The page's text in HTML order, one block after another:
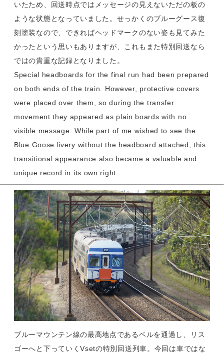
いたため、回送時点ではメッセージの見えないただの板の
ような状態となっていました。せっかくのブルーグース復
刻塗装なので、できればヘッドマークのない姿も見てみた
かったという思いもありますが、これもまた特別回送なら
ではの貴重な記録となりました。
Special headboards for the final run had been prepared
on both ends of the train. However, protective covers
were placed over them, so during the transfer
movement they appeared as plain boards with no
visible message. While part of me wished to see the
Blue Goose livery without the headboard attached, this
transitional appearance also became a valuable and
unique record in its own right.
ブルーマウンテン線の最高地点であるベルを通過し、リス
ゴーへと下っていくVsetの特別回送列車。今回は車ではな